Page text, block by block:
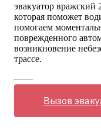
эвакуатор вражский
которая поможет
помогаем
поврежденного
возникновение
трассе.
——
Вызов